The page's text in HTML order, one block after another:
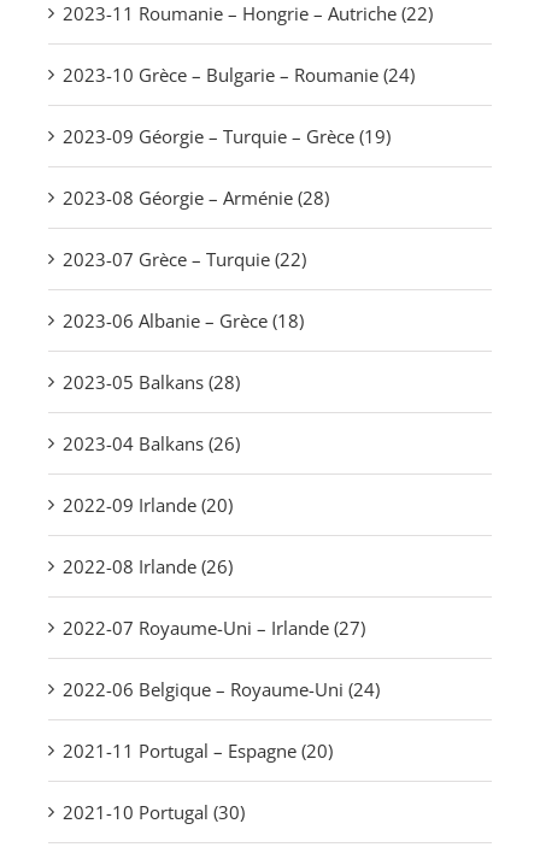
2023-11 Roumanie – Hongrie – Autriche (22)
2023-10 Grèce – Bulgarie – Roumanie (24)
2023-09 Géorgie – Turquie – Grèce (19)
2023-08 Géorgie – Arménie (28)
2023-07 Grèce – Turquie (22)
2023-06 Albanie – Grèce (18)
2023-05 Balkans (28)
2023-04 Balkans (26)
2022-09 Irlande (20)
2022-08 Irlande (26)
2022-07 Royaume-Uni – Irlande (27)
2022-06 Belgique – Royaume-Uni (24)
2021-11 Portugal – Espagne (20)
2021-10 Portugal (30)